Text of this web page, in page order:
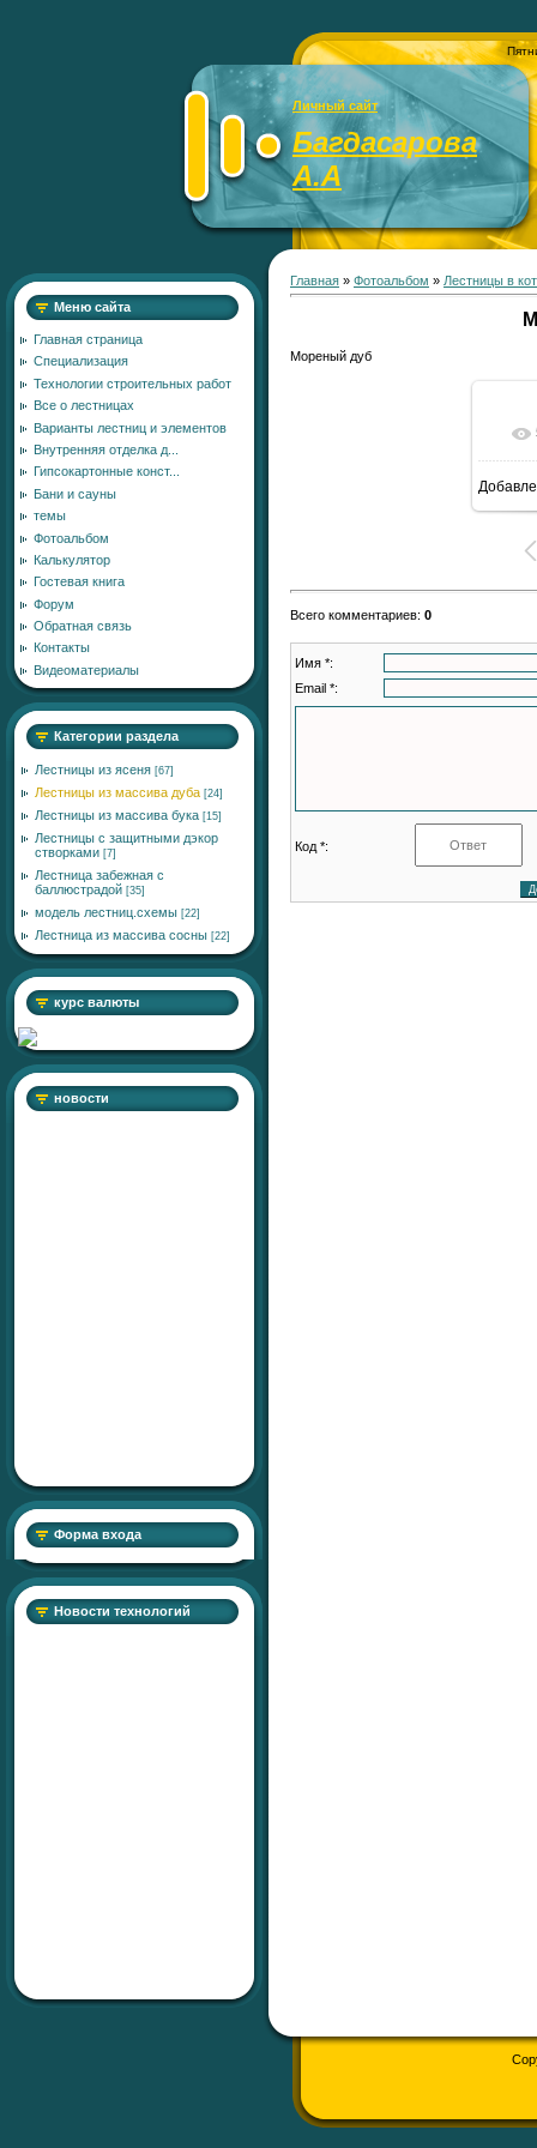
Личный сайт
Багдасарова
А.А
Меню сайта
Главная страница
Специализация
Технологии строительных работ
Все о лестницах
Варианты лестниц и элементов
Внутренняя отделка д...
Гипсокартонные конст...
Бани и сауны
темы
Фотоальбом
Калькулятор
Гостевая книга
Форум
Обратная связь
Контакты
Видеоматериалы
Категории раздела
Лестницы из ясеня [67]
Лестницы из массива дуба [24]
Лестницы из массива бука [15]
Лестницы с защитными дэкор
створками [7]
Лестница забежная с
баллюстрадой [35]
модель лестниц.схемы [22]
Лестница из массива сосны [22]
курс валюты
новости
Форма входа
Новости технологий
Главная » Фотоальбом » Лестницы в
Мореный дуб
Всего комментариев: 0
Имя *:
Email *:
Код *: